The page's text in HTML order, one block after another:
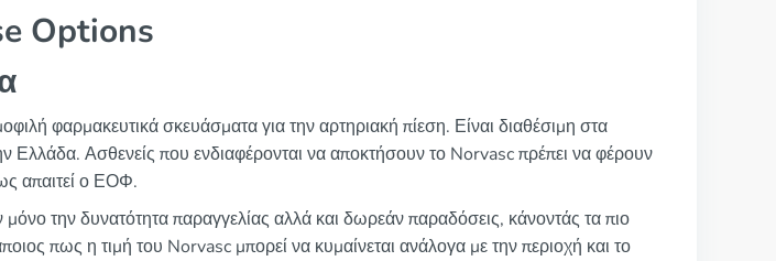
Options
φαρμακευτικά σκευάσματα για την αρτηριακή πίεση. Είναι διαθέσιμη στα
Ελλάδα. Ασθενείς που ενδιαφέρονται να αποκτήσουν το Norvasc πρέπει να φέρουν
απαιτεί ο ΕΟΦ.
την δυνατότητα παραγγελίας αλλά και δωρεάν παραδόσεις, κάνοντάς τα πιο
πως η τιμή του Norvasc μπορεί να κυμαίνεται ανάλογα με την περιοχή και το